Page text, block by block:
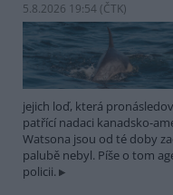
5.8.2026 19:54 (ČTK)
jejich loď, která
patřící nadaci kanadsko-
Watsona jsou od té doby
palubě nebyl. Píše o tom
policii.